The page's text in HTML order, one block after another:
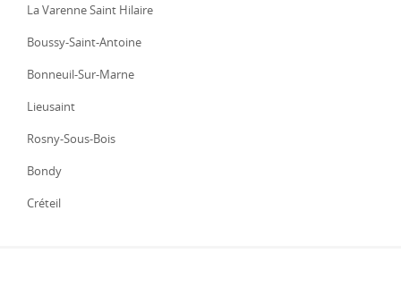
La Varenne Saint Hilaire
Boussy-Saint-Antoine
Bonneuil-Sur-Marne
Lieusaint
Rosny-Sous-Bois
Bondy
Créteil